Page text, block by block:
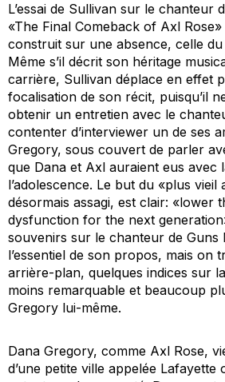
L’essai de Sullivan sur le chanteur
«The Final Comeback of Axl
construit sur une absence, celle
Même s’il décrit son héritage
carrière, Sullivan déplace en effet
focalisation de son récit, puisqu’il
obtenir un entretien avec le
contenter d’interviewer un de ses
Gregory, sous couvert de parler
que Dana et Axl auraient eus avec
l’adolescence. Le but du «plus vieil
désormais assagi, est clair: «lower
dysfunction for the next
souvenirs sur le chanteur de Guns
l’essentiel de son propos, mais on
arrière-plan, quelques indices sur
moins remarquable et beaucoup
Gregory lui-même.
Dana Gregory, comme Axl Rose,
d’une petite ville appelée